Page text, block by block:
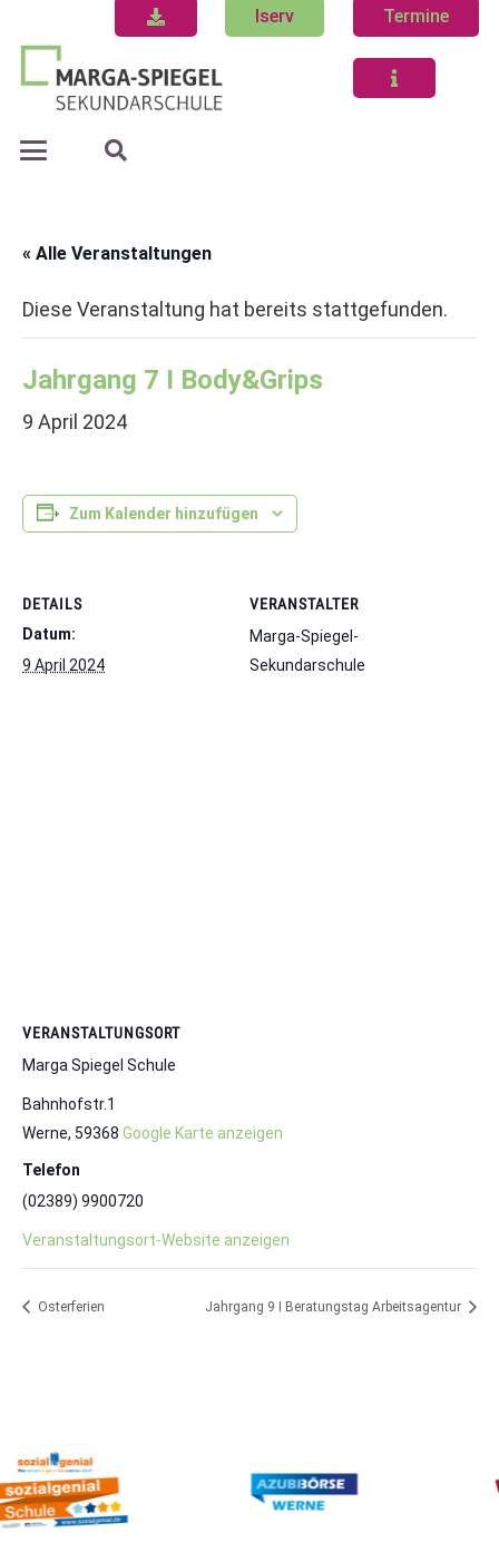
Iserv Termine
« Alle Veranstaltungen
Diese Veranstaltung hat bereits stattgefunden.
Jahrgang 7 I Body&Grips
9 April 2024
Zum Kalender hinzufügen
DETAILS
Datum:
9 April 2024
VERANSTALTER
Marga-Spiegel-
Sekundarschule
VERANSTALTUNGSORT
Marga Spiegel Schule
Bahnhofstr.1
Werne, 59368 Google Karte anzeigen
Telefon
(02389) 9900720
Veranstaltungsort-Website anzeigen
Osterferien Jahrgang 9 I Beratungstag Arbeitsagentur